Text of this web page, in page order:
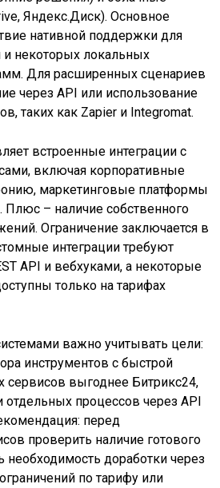
Яндекс.Диск). Основное
нативной поддержки для
некоторых локальных
Для расширенных сценариев
через API или использование
таких как Zapier и Integromat.
встроенные интеграции с
включая корпоративные
маркетинговые платформы
Плюс – наличие собственного
Ограничение заключается в
интеграции требуют
API и вебхуками, а некоторые
только на тарифах
важно учитывать цели:
инструментов с быстрой
сервисов выгоднее Битрикс24,
отдельных процессов через API
перед
проверить наличие готового
необходимость доработки через
по тарифу или